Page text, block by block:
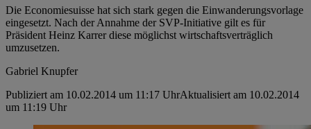
Die Economiesuisse hat sich stark gegen die Einwanderungsvorlage
eingesetzt. Nach der Annahme der SVP-Initiative gilt es für
Präsident Heinz Karrer diese möglichst wirtschaftsverträglich
umzusetzen.
Gabriel Knupfer
Publiziert am 10.02.2014 um 11:17 UhrAktualisiert am 10.02.2014
um 11:19 Uhr